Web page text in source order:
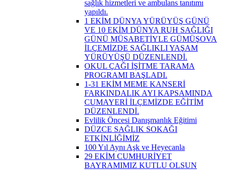
sağlık hizmetleri ve ambulans tanıtımı
yapıldı.
1 EKİM DÜNYA YÜRÜYÜŞ GÜNÜ
VE 10 EKİM DÜNYA RUH SAĞLIĞI
GÜNÜ MÜSABETİYLE GÜMÜŞOVA
İLÇEMİZDE SAĞLIKLI YAŞAM
YÜRÜYÜŞÜ DÜZENLENDİ.
OKUL ÇAĞI İŞİTME TARAMA
PROGRAMI BAŞLADI.
1-31 EKİM MEME KANSERİ
FARKINDALIK AYI KAPSAMINDA
CUMAYERİ İLÇEMİZDE EĞİTİM
DÜZENLENDİ.
Evlilik Öncesi Danışmanlık Eğitimi
DÜZCE SAĞLIK SOKAĞI
ETKİNLİĞİMİZ
100 Yıl Aynı Aşk ve Heyecanla
29 EKİM CUMHURİYET
BAYRAMIMIZ KUTLU OLSUN